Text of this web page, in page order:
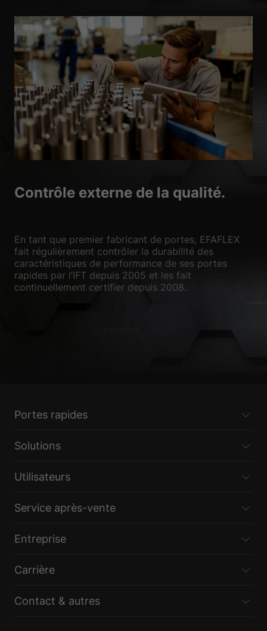
Contrôle externe de la qualité.
En tant que premier fabricant de portes, EFAFLEX
fait régulièrement contrôler la durabilité des
caractéristiques de performance de ses portes
rapides par l’IFT depuis 2005 et les fait
continuellement certifier depuis 2008.
Portes rapides
Solutions
Utilisateurs
Service après-vente
Entreprise
Carrière
Contact & autres